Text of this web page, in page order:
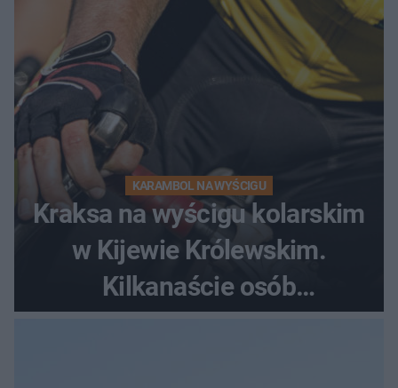
KARAMBOL NA WYŚCIGU
Kraksa na wyścigu kolarskim
w Kijewie Królewskim.
Kilkanaście osób